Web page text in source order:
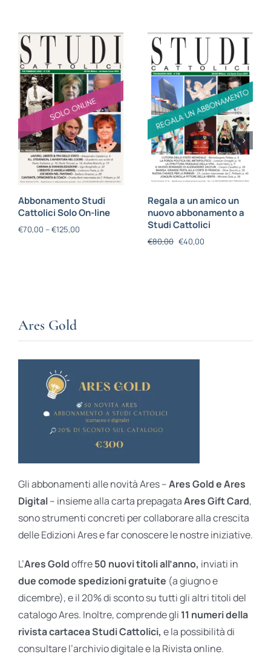
Abbonamento Studi
Cattolici Solo On-line
€70,00 – €125,00
Regala a un amico un
nuovo abbonamento a
Studi Cattolici
€80,00 €40,00
Ares Gold
Gli abbonamenti alle novità Ares –Ares Gold e Ares
Digital– insieme alla carta prepagataAres Gift Card,
sono strumenti concreti per collaborare alla crescita
delle Edizioni Ares e far conoscere le nostre iniziative.
L’Ares Goldoffre50 nuovi titoli all’anno, inviati in
due comode spedizioni gratuite (a giugno e
dicembre), e il 20% di sconto su tutti gli altri titoli del
catalogo Ares. Inoltre, comprende gli 11 numeri della
rivista cartacea Studi Cattolici, e la possibilità di
consultare l’archivio digitale e la Rivista online.